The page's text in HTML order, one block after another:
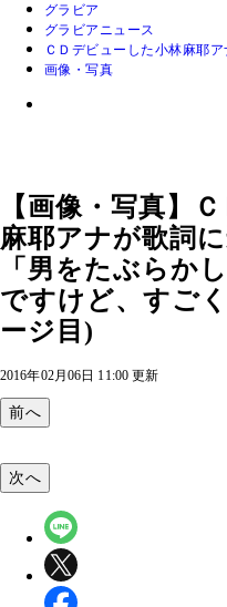
グラビア
グラビアニュース
ＣＤデビューした小林麻耶
画像・写真
【画像・写真】
麻耶アナが歌詞
「男をたぶらか
ですけど、すご
ージ目)
2016年02月06日 11:00 更新
前へ
次へ